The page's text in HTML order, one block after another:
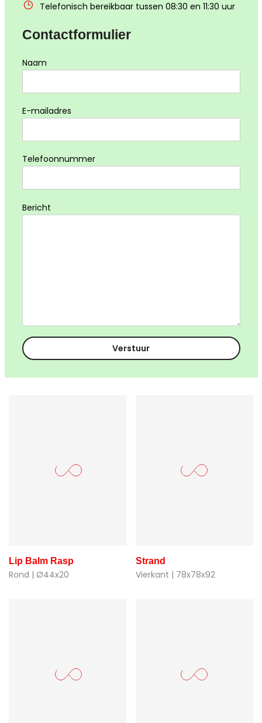
Contactformulier
Naam
E-mailadres
Telefoonnummer
Bericht
Telefonisch bereikbaar tussen 08:30 en 11:30 uur
Lip Balm Rasp
Rond | Ø44x20
Strand
Vierkant | 78x78x92